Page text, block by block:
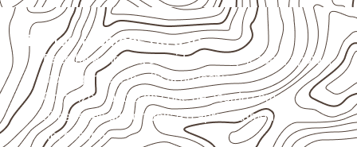
Critérios técnicos de uso
Escolha a medida considerando aplicação, apoios,
montagem e especificação técnica.
Organize o plano de corte de acordo com as
dimensões disponíveis e o aproveitamento
necessário.